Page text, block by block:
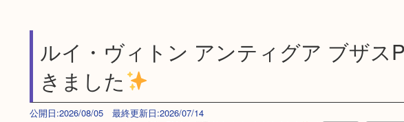
ルイ・ヴィトン アンティグア ブザス
きました
公開日:2026/08/05 最終更新日:2026/07/14